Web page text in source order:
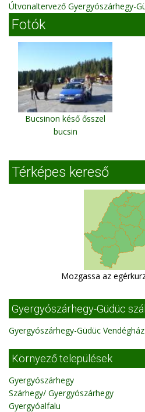
Útvonaltervező Gyergyószárhegy-
Fotók
Bucsinon késő ősszel
bucsin
Térképes kereső
Mozgassa az
Gyergyószárhegy-Güdüc
Gyergyószárhegy-Güdüc Vendégház
Környező települések
Gyergyószárhegy
Szárhegy/ Gyergyószárhegy
Gyergyóalfalu